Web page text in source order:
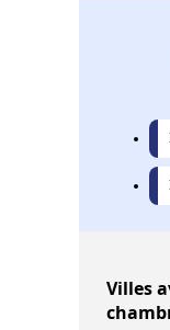
Villes